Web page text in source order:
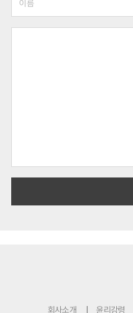
회사소개 윤리강령